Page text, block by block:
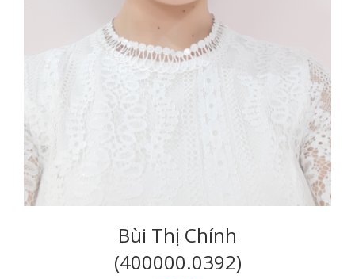
Bùi Thị Chính
(400000.0392)